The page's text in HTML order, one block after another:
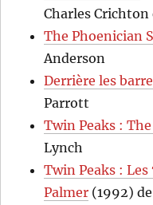
Charles Crichton
The Phoenician
Anderson
Derrière les
Parrott
Twin Peaks :
Lynch
Twin Peaks :
Palmer (1992)